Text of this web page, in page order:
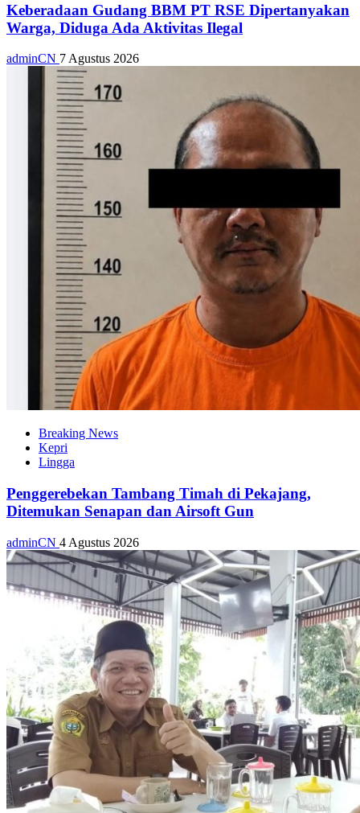
Keberadaan Gudang BBM PT RSE Dipertanyakan
Warga, Diduga Ada Aktivitas Ilegal
adminCN 7 Agustus 2026
Breaking News
Kepri
Lingga
Penggerebekan Tambang Timah di Pekajang,
Ditemukan Senapan dan Airsoft Gun
adminCN 4 Agustus 2026